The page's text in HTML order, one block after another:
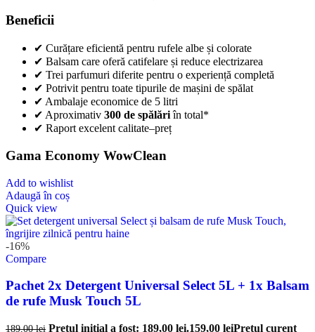
Beneficii
✔ Curățare eficientă pentru rufele albe și colorate
✔ Balsam care oferă catifelare și reduce electrizarea
✔ Trei parfumuri diferite pentru o experiență completă
✔ Potrivit pentru toate tipurile de mașini de spălat
✔ Ambalaje economice de 5 litri
✔ Aproximativ 300 de spălăriîn total*
✔ Raport excelent calitate–preț
Gama Economy WowClean
Add to wishlist
Adaugă în coș
Quick view
-16%
Compare
Pachet 2x Detergent Universal Select 5L + 1x Balsam
de rufe Musk Touch 5L
189,00lei Prețul inițial a fost: 189,00 lei.159,00 leiPrețul curent